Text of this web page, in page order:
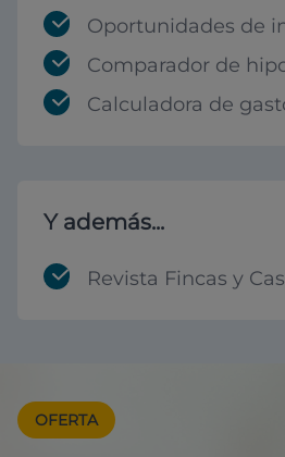
Oportunidades de
Comparador de
Calculadora de
Y además...
Revista Fincas y
OFERTA